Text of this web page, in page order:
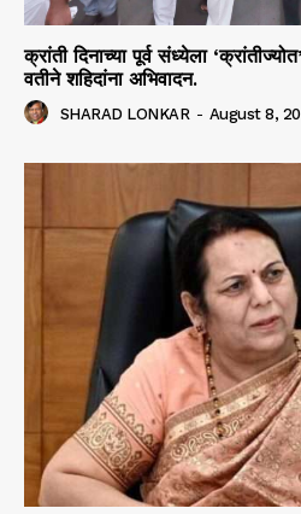
क्रांती दिनाच्या पूर्व संध्येला
वतीने शहिदांना अभिवादन.
SHARAD LONKAR - August 8,